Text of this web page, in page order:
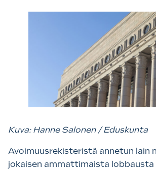
Kuva: Hanne Salonen / Eduskunta
Avoimuusrekisteristä annetun lain
jokaisen ammattimaista